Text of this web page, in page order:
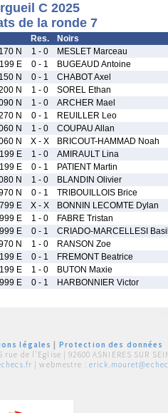
C 2025
de la ronde 7
Res. Noirs
N 1 - 0 MESLET Marceau
E 0 - 1 BUGEAUD Antoine
N 0 - 1 CHABOT Axel
N 1 - 0 SOREL Ethan
N 1 - 0 ARCHER Mael
N 0 - 1 REUILLER Leo
N 1 - 0 COUPAU Allan
N X - X BRICOUT-HAMMAD Noah
E 1 - 0 AMIRAULT Lina
E 0 - 1 PATIENT Martin
N 1 - 0 BLANDIN Olivier
N 0 - 1 TRIBOUILLOIS Brice
799 E X - X BONNIN LECOMTE Dylan
999 E 1 - 0 FABRE Tristan
999 E 0 - 1 CRIADO-MARCELLESI
N 1 - 0 RANSON Zoe
E 0 - 1 FREMONT Beatrice
E 1 - 0 BUTON Maxie
999 E 0 - 1 HARBONNIER Victor
légales
Protection des données
rue de l'Eglise | 92600 ASNIERES SUR
| webmestre :